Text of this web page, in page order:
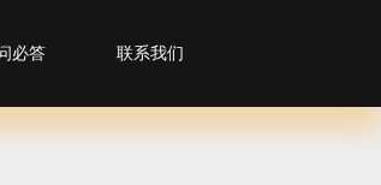
必答 联系我们